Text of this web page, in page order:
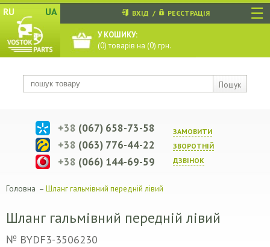
☰
RU UA
Пошук
ВХІД / РЕЄСТРАЦІЯ
У КОШИКУ:
(0) товарів на (0) грн.
ЗАМОВИТИ
ЗВОРОТНIЙ
ДЗВIНОК
+38 (067) 658-73-58
+38 (063) 776-44-22
+38 (066) 144-69-59
Головна – Шланг гальмівний передній лівий
Шланг гальмівний передній лівий
№ BYDF3-3506230